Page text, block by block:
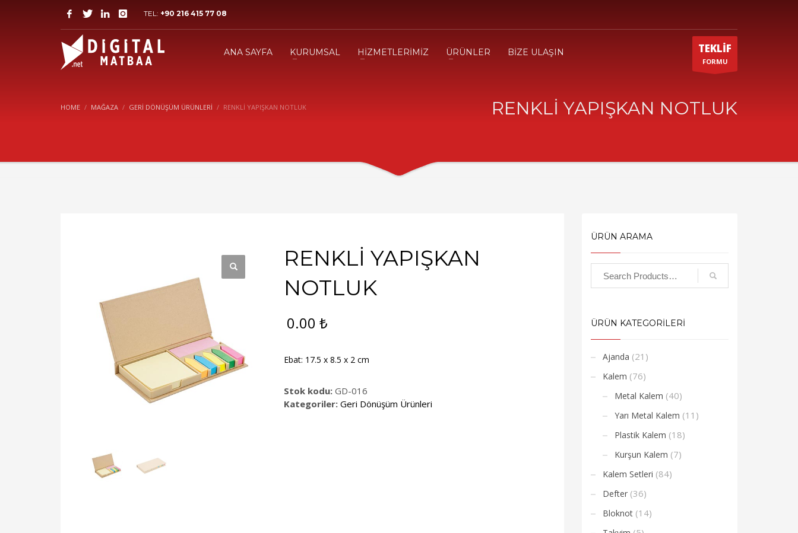
TEL: +90 216 415 77 08
ANA SAYFA KURUMSAL HİZMETLERİMİZ ÜRÜNLER BİZE ULAŞIN TEKLİF
FORMU
HOME MAĞAZA GERI DÖNÜŞÜM ÜRÜNLERI RENKLİ YAPIŞKAN NOTLUK RENKLİ YAPIŞKAN NOTLUK
RENKLİ YAPIŞKAN
NOTLUK
0.00₺
Ebat: 17.5 x 8.5 x 2 cm
Stok kodu:GD-016
Kategoriler:Geri Dönüşüm Ürünleri
ÜRÜN ARAMA
ÜRÜN KATEGORİLERİ
Ajanda (21)
Kalem (76)
Metal Kalem (40)
Yarı Metal Kalem (11)
Plastik Kalem (18)
Kurşun Kalem (7)
Kalem Setleri (84)
Defter (36)
Bloknot (14)